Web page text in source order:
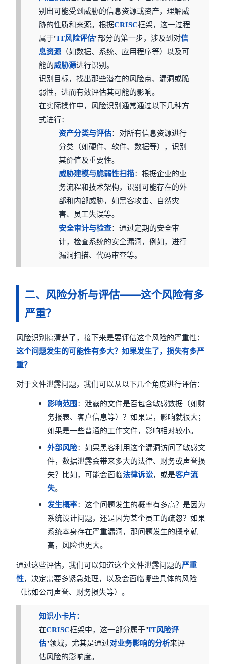
别出可能受到威胁的信息资源或资产，理解威
胁的性质和来源。根据CRISC框架，这一过程
属于"IT风险评估"部分的第一步，涉及到对信
息资源 （如数据、系统、应用程序等）以及可
能的威胁源进行识别。
识别目标，找出那些潜在的风险点、漏洞或脆
弱性，进而有效评估其可能的影响。
在实际操作中，风险识别通常通过以下几种方
式进行：
资产分类与评估：对所有信息资源进行
分类（如硬件、软件、数据等），识别
其价值及重要性。
威胁建模与脆弱性扫描：根据企业的业
务流程和技术架构，识别可能存在的外
部和内部威胁，如黑客攻击、自然灾
害、员工失误等。
安全审计与检查：通过定期的安全审
计，检查系统的安全漏洞，例如，进行
漏洞扫描、代码审查等。
二、风险分析与评估——这个风险有多
严重？
风险识别搞清楚了，接下来是要评估这个风险的严重性：
这个问题发生的可能性有多大？如果发生了，损失有多严
重？
对于文件泄露问题，我们可以从以下几个角度进行评估：
影响范围：泄露的文件是否包含敏感数据（如财
务报表、客户信息等）？如果是，影响就很大；
如果是一些普通的工作文件，影响相对较小。
外部风险：如果黑客利用这个漏洞访问了敏感文
件，数据泄露会带来多大的法律、财务或声誉损
失？比如，可能会面临法律诉讼，或是客户流
失。
发生概率：这个问题发生的概率有多高？是因为
系统设计问题，还是因为某个员工的疏忽？如果
系统本身存在严重漏洞，那问题发生的概率就
高，风险也更大。
通过这些评估，我们可以知道这个文件泄露问题的严重
性，决定需要多紧急处理，以及会面临哪些具体的风险
（比如公司声誉、财务损失等）。
知识小卡片：
在CRISC框架中，这一部分属于"IT风险评
估"领域，尤其是通过对业务影响的分析来评
估风险的影响度。